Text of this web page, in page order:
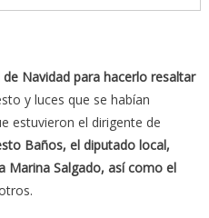
Navidad para hacerlo resaltar
y luces que se habían
estuvieron el dirigente de
Baños, el diputado local,
Marina Salgado, así como el